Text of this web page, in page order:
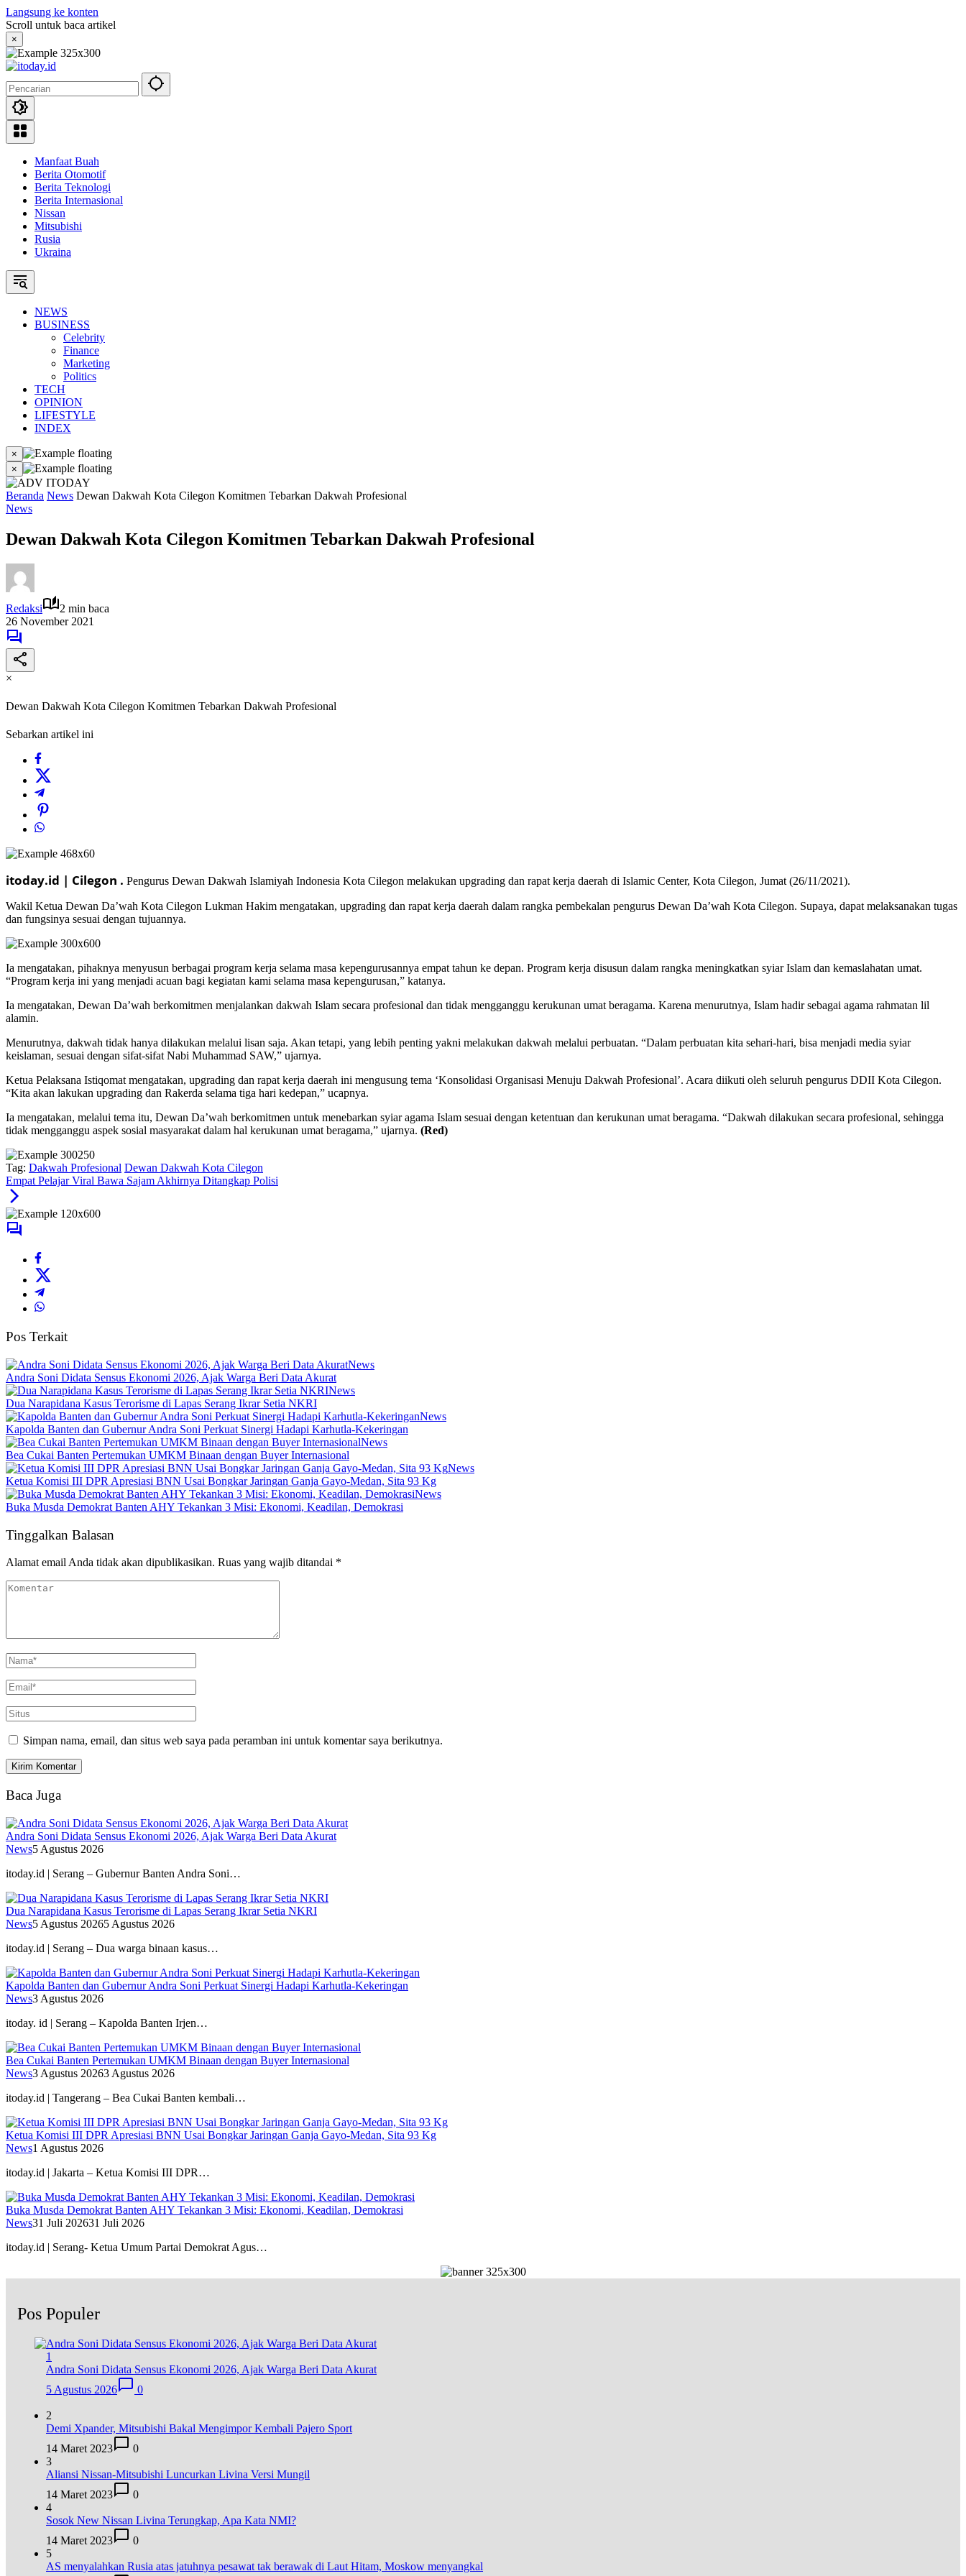
Langsung ke konten
Scroll untuk baca artikel
×
Manfaat Buah
Berita Otomotif
Berita Teknologi
Berita Internasional
Nissan
Mitsubishi
Rusia
Ukraina
NEWS
BUSINESS
Celebrity
Finance
Marketing
Politics
TECH
OPINION
LIFESTYLE
INDEX
×
×
Beranda News Dewan Dakwah Kota Cilegon Komitmen Tebarkan Dakwah Profesional
News
Dewan Dakwah Kota Cilegon Komitmen Tebarkan Dakwah Profesional
Redaksi
2 min baca
26 November 2021
×
Dewan Dakwah Kota Cilegon Komitmen Tebarkan Dakwah Profesional
Sebarkan artikel ini
itoday.id | Cilegon . Pengurus Dewan Dakwah Islamiyah Indonesia Kota Cilegon melakukan upgrading dan rapat kerja daerah di Islamic Center, Kota Cilegon, Jumat (26/11/2021).
Wakil Ketua Dewan Da’wah Kota Cilegon Lukman Hakim mengatakan, upgrading dan rapat kerja daerah dalam rangka pembekalan pengurus Dewan Da’wah Kota Cilegon. Supaya, dapat melaksanakan tugas
dan fungsinya sesuai dengan tujuannya.
Ia mengatakan, pihaknya menyusun berbagai program kerja selama masa kepengurusannya empat tahun ke depan. Program kerja disusun dalam rangka meningkatkan syiar Islam dan kemaslahatan umat.
“Program kerja ini yang menjadi acuan bagi kegiatan kami selama masa kepengurusan,” katanya.
Ia mengatakan, Dewan Da’wah berkomitmen menjalankan dakwah Islam secara profesional dan tidak mengganggu kerukunan umat beragama. Karena menurutnya, Islam hadir sebagai agama rahmatan lil
alamin.
Menurutnya, dakwah tidak hanya dilakukan melalui lisan saja. Akan tetapi, yang lebih penting yakni melakukan dakwah melalui perbuatan. “Dalam perbuatan kita sehari-hari, bisa menjadi media syiar
keislaman, sesuai dengan sifat-sifat Nabi Muhammad SAW,” ujarnya.
Ketua Pelaksana Istiqomat mengatakan, upgrading dan rapat kerja daerah ini mengusung tema ‘Konsolidasi Organisasi Menuju Dakwah Profesional’. Acara diikuti oleh seluruh pengurus DDII Kota Cilegon.
“Kita akan lakukan upgrading dan Rakerda selama tiga hari kedepan,” ucapnya.
Ia mengatakan, melalui tema itu, Dewan Da’wah berkomitmen untuk menebarkan syiar agama Islam sesuai dengan ketentuan dan kerukunan umat beragama. “Dakwah dilakukan secara profesional, sehingga
tidak mengganggu aspek sosial masyarakat dalam hal kerukunan umat beragama,” ujarnya. (Red)
Tag: Dakwah Profesional Dewan Dakwah Kota Cilegon
Empat Pelajar Viral Bawa Sajam Akhirnya Ditangkap Polisi
Pos Terkait
News
Andra Soni Didata Sensus Ekonomi 2026, Ajak Warga Beri Data Akurat
News
Dua Narapidana Kasus Terorisme di Lapas Serang Ikrar Setia NKRI
News
Kapolda Banten dan Gubernur Andra Soni Perkuat Sinergi Hadapi Karhutla-Kekeringan
News
Bea Cukai Banten Pertemukan UMKM Binaan dengan Buyer Internasional
News
Ketua Komisi III DPR Apresiasi BNN Usai Bongkar Jaringan Ganja Gayo-Medan, Sita 93 Kg
News
Buka Musda Demokrat Banten AHY Tekankan 3 Misi: Ekonomi, Keadilan, Demokrasi
Tinggalkan Balasan
Alamat email Anda tidak akan dipublikasikan. Ruas yang wajib ditandai *
Simpan nama, email, dan situs web saya pada peramban ini untuk komentar saya berikutnya.
Baca Juga
Andra Soni Didata Sensus Ekonomi 2026, Ajak Warga Beri Data Akurat
News5 Agustus 2026
itoday.id | Serang – Gubernur Banten Andra Soni…
Dua Narapidana Kasus Terorisme di Lapas Serang Ikrar Setia NKRI
News5 Agustus 20265 Agustus 2026
itoday.id | Serang – Dua warga binaan kasus…
Kapolda Banten dan Gubernur Andra Soni Perkuat Sinergi Hadapi Karhutla-Kekeringan
News3 Agustus 2026
itoday. id | Serang – Kapolda Banten Irjen…
Bea Cukai Banten Pertemukan UMKM Binaan dengan Buyer Internasional
News3 Agustus 20263 Agustus 2026
itoday.id | Tangerang – Bea Cukai Banten kembali…
Ketua Komisi III DPR Apresiasi BNN Usai Bongkar Jaringan Ganja Gayo-Medan, Sita 93 Kg
News1 Agustus 2026
itoday.id | Jakarta – Ketua Komisi III DPR…
Buka Musda Demokrat Banten AHY Tekankan 3 Misi: Ekonomi, Keadilan, Demokrasi
News31 Juli 202631 Juli 2026
itoday.id | Serang- Ketua Umum Partai Demokrat Agus…
Pos Populer
1
Andra Soni Didata Sensus Ekonomi 2026, Ajak Warga Beri Data Akurat
5 Agustus 2026
0
2
Demi Xpander, Mitsubishi Bakal Mengimpor Kembali Pajero Sport
14 Maret 2023
0
3
Aliansi Nissan-Mitsubishi Luncurkan Livina Versi Mungil
14 Maret 2023
0
4
Sosok New Nissan Livina Terungkap, Apa Kata NMI?
14 Maret 2023
0
5
AS menyalahkan Rusia atas jatuhnya pesawat tak berawak di Laut Hitam, Moskow menyangkal